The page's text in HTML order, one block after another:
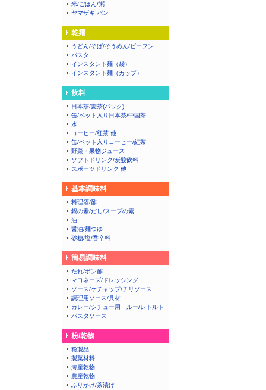
米/ごはん/粥
ヤマザキ パン
乾麺
うどん/そば/そうめん/ビーフン
パスタ
インスタント麺（袋）
インスタント麺（カップ）
飲料
日本茶/麦茶(パック)
缶/ペット入り日本茶/中国茶
水
コーヒー/紅茶 他
缶/ペット入りコーヒー/紅茶
野菜・果物ジュース
ソフトドリンク/炭酸飲料
スポーツドリンク 他
基本調味料
料理酒/酢
鍋の素/だし/スープの素
油
醤油/麺つゆ
砂糖/塩/香辛料
簡易調味料
たれ/ポン酢
マヨネーズ/ドレッシング
ソース/ケチャップ/チリソース
調理用ソース/具材
カレー/シチュー用 ルー/レトルト
パスタソース
粉/乾物
粉製品
製菓材料
海産乾物
農産乾物
ふりかけ/茶漬け